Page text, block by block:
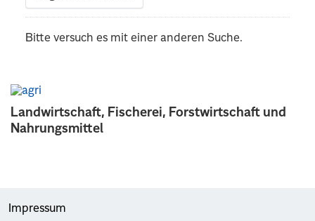
Landwirtschaft, Fischerei, Forstwirtschaft und
Nahrungsmittel
Bitte versuch es mit einer anderen Suche.
Impressum